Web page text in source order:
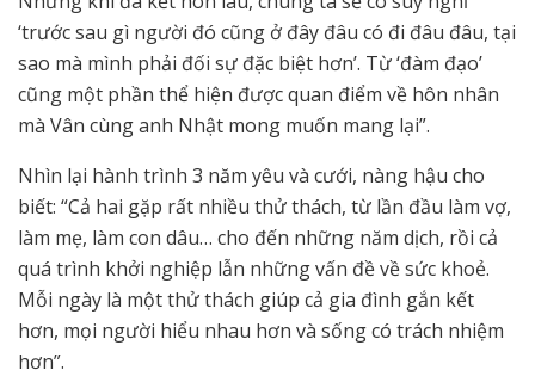
‘trước sau gì người đó cũng ở đây đâu có đi đâu đâu, tại
sao mà mình phải đối sự đặc biệt hơn’. Từ ‘đàm đạo’
cũng một phần thể hiện được quan điểm về hôn nhân
mà Vân cùng anh Nhật mong muốn mang lại”.
Nhìn lại hành trình 3 năm yêu và cưới, nàng hậu cho
biết: “Cả hai gặp rất nhiều thử thách, từ lần đầu làm vợ,
làm mẹ, làm con dâu… cho đến những năm dịch, rồi cả
quá trình khởi nghiệp lẫn những vấn đề về sức khoẻ.
Mỗi ngày là một thử thách giúp cả gia đình gắn kết
hơn, mọi người hiểu nhau hơn và sống có trách nhiệm
hơn”.